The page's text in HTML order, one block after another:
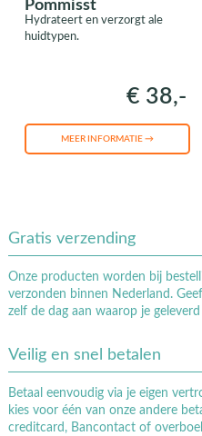
Pommisst
Hydrateert en verzorgt ale
huidtypen.
€ 38,-
MEER INFORMATIE →
Gratis verzending
Onze producten worden bij
verzonden binnen Nederland.
zelf de dag aan waarop je
Veilig en snel betalen
Betaal eenvoudig via je eigen
kies voor één van onze andere
creditcard, Bancontact of